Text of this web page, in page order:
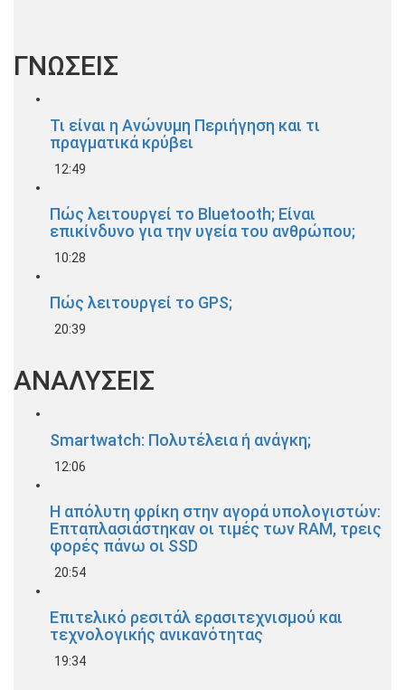
ΓΝΩΣΕΙΣ
Τι είναι η Ανώνυμη Περιήγηση και τι
πραγματικά κρύβει
12:49
Πώς λειτουργεί το Bluetooth; Είναι
επικίνδυνο για την υγεία του ανθρώπου;
10:28
Πώς λειτουργεί το GPS;
20:39
ΑΝΑΛΥΣΕΙΣ
Smartwatch: Πολυτέλεια ή ανάγκη;
12:06
Η απόλυτη φρίκη στην αγορά υπολογιστών:
Επταπλασιάστηκαν οι τιμές των RAM, τρεις
φορές πάνω οι SSD
20:54
Επιτελικό ρεσιτάλ ερασιτεχνισμού και
τεχνολογικής ανικανότητας
19:34